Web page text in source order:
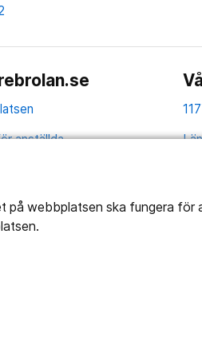
webbplatsen ska fungera
anställda